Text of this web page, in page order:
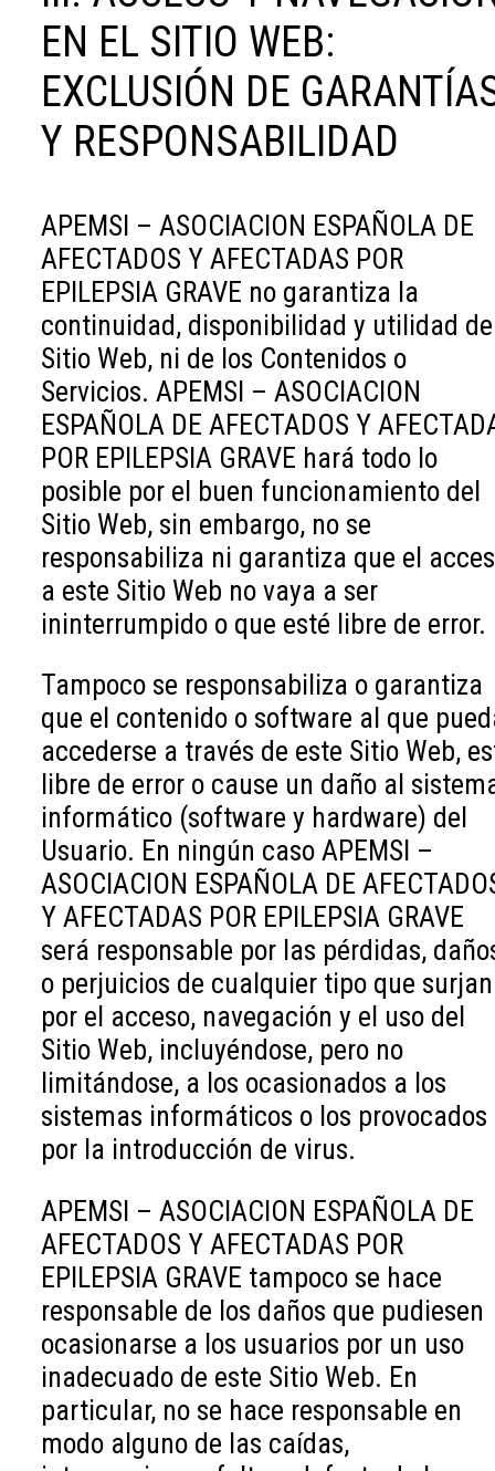
EN EL SITIO WEB:
EXCLUSIÓN DE
Y RESPONSABILIDAD
APEMSI – ASOCIACION ESPAÑOLA DE
AFECTADOS Y AFECTADAS POR
EPILEPSIA GRAVE no garantiza la
continuidad, disponibilidad y utilidad
Sitio Web, ni de los Contenidos o
Servicios. APEMSI – ASOCIACION
ESPAÑOLA DE AFECTADOS Y
POR EPILEPSIA GRAVE hará todo lo
posible por el buen funcionamiento del
Sitio Web, sin embargo, no se
responsabiliza ni garantiza que el
a este Sitio Web no vaya a ser
ininterrumpido o que esté libre de error.
Tampoco se responsabiliza o garantiza
que el contenido o software al que
accederse a través de este Sitio Web,
libre de error o cause un daño al
informático (software y hardware) del
Usuario. En ningún caso APEMSI –
ASOCIACION ESPAÑOLA DE
Y AFECTADAS POR EPILEPSIA GRAVE
será responsable por las pérdidas,
o perjuicios de cualquier tipo que surjan
por el acceso, navegación y el uso del
Sitio Web, incluyéndose, pero no
limitándose, a los ocasionados a los
sistemas informáticos o los provocados
por la introducción de virus.
APEMSI – ASOCIACION ESPAÑOLA DE
AFECTADOS Y AFECTADAS POR
EPILEPSIA GRAVE tampoco se hace
responsable de los daños que pudiesen
ocasionarse a los usuarios por un uso
inadecuado de este Sitio Web. En
particular, no se hace responsable en
modo alguno de las caídas,